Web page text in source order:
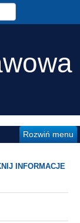
Rozwiń menu
INFORMACJE